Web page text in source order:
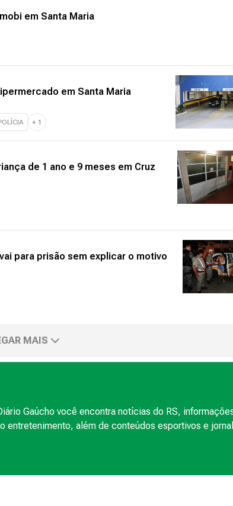
em Santa Maria
em Santa Maria
+ 1
de 1 ano e 9 meses em Cruz
para prisão sem explicar o motivo
MAIS
Gaúcho você encontra notícias do RS,
entretenimento, além de conteúdos esportivos e